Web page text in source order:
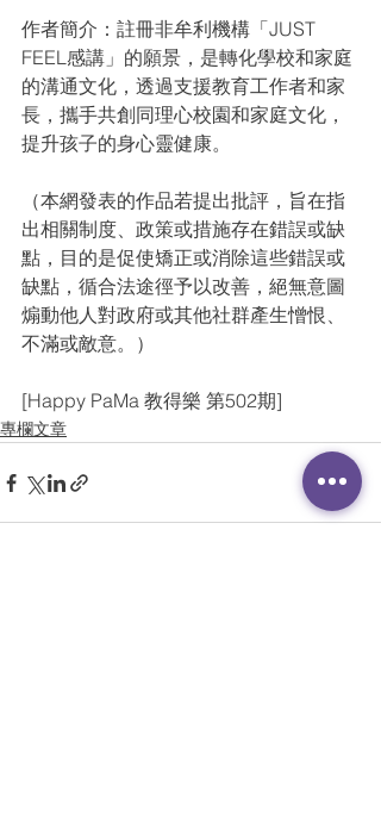
作者簡介：註冊非牟利機構「JUST
FEEL感講」的願景，是轉化學校和家庭
的溝通文化，透過支援教育工作者和家
長，攜手共創同理心校園和家庭文化，
提升孩子的身心靈健康。
（本網發表的作品若提出批評，旨在指
出相關制度、政策或措施存在錯誤或缺
點，目的是促使矯正或消除這些錯誤或
缺點，循合法途徑予以改善，絕無意圖
煽動他人對政府或其他社群產生憎恨、
不滿或敵意。）
[Happy PaMa 教得樂 第502期]
專欄文章